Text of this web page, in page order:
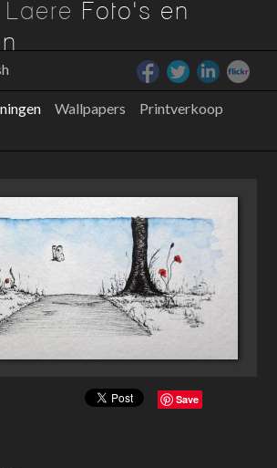
Foto's en
Wallpapers
Printverkoop
Save